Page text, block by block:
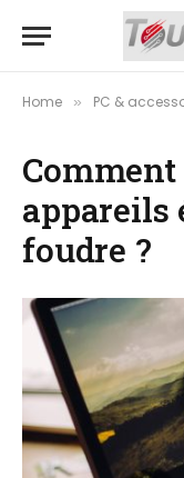
Home » PC &
appareils
foudre ?